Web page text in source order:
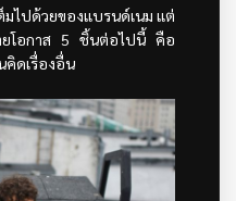
มไปด้วยของแบรนด์เนม แต่
ยโอกาส 5 ชิ้นต่อไปนี้ คือ
ดเรื่องอื่น